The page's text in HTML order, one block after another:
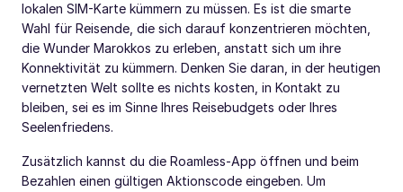
lokalen SIM-Karte kümmern zu müssen. Es ist die smarte
Wahl für Reisende, die sich darauf konzentrieren möchten,
die Wunder Marokkos zu erleben, anstatt sich um ihre
Konnektivität zu kümmern. Denken Sie daran, in der heutigen
vernetzten Welt sollte es nichts kosten, in Kontakt zu
bleiben, sei es im Sinne Ihres Reisebudgets oder Ihres
Seelenfriedens.
Zusätzlich kannst du die Roamless-App öffnen und beim
Bezahlen einen gültigen Aktionscode eingeben. Um